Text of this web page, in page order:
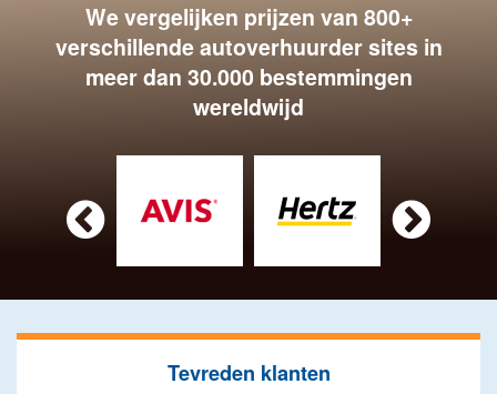
We vergelijken prijzen van 800+
verschillende autoverhuurder sites in
meer dan 30.000 bestemmingen
wereldwijd
 
Tevreden klanten